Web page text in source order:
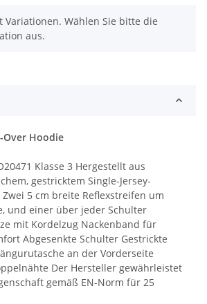
Variationen. Wählen Sie bitte die
aus.
Over Hoodie
Klasse 3 Hergestellt aus
gestricktem Single-Jersey-
Zwei 5 cm breite Reflexstreifen um
und einer über jeder Schulter
mit Kordelzug Nackenband für
Abgesenkte Schulter Gestrickte
an der Vorderseite
Der Hersteller gewährleistet
gemäß EN-Norm für 25